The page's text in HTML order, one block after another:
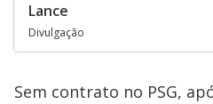
Lance
Divulgação
Sem contrato no PSG,